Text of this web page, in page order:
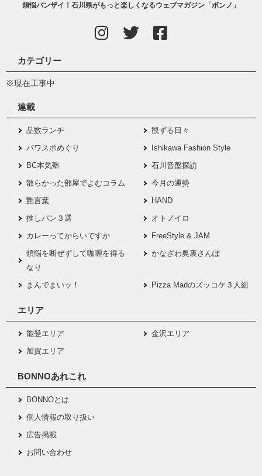
煩悩バンザイ！石川県がもっと楽しくなるウェブマガジン「ボンノ」
カテゴリー
※現在工事中
連載
品数ランチ
観ずる日々
パワスポめぐり
Ishikawa Fashion Style
BC本気塾
石川音盤探訪
散らかった部屋でよむコラム
今月の運勢
艶言葉
HAND
推しパン３選
オトノイロ
カレーってからいですか
FreeStyle & JAM
煩悩を断ぜずして咖喱を得る
なり
かなざわ奥裏さんぽ
まんでまいッ！ Pizza Madのズッコケ３人組
エリア
能登エリア
金沢エリア
加賀エリア
BONNOあれこれ
BONNOとは
個人情報の取り扱い
広告掲載
お問い合わせ